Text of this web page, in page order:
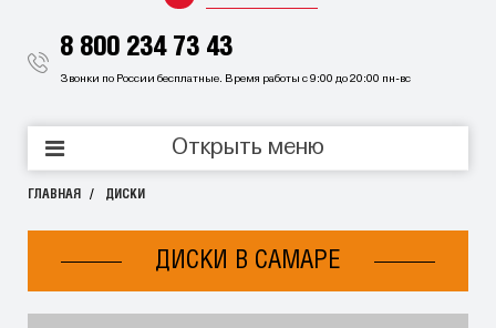
8 800 234 73 43
Звонки по России бесплатные. Время работы с 9:00 до 20:00 пн-вс
Открыть меню
ГЛАВНАЯ ДИСКИ
ДИСКИ В САМАРЕ